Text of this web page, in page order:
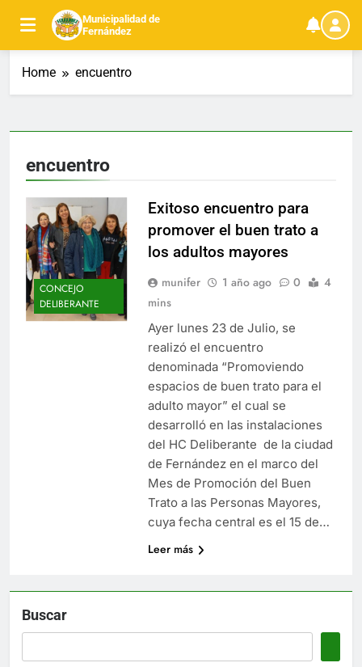
content
Municipalidad de
Fernández
Home encuentro
encuentro
CONCEJO
DELIBERANTE
Exitoso encuentro para
promover el buen trato a
los adultos mayores
munifer 1 año ago 0
4
mins
Ayer lunes 23 de Julio, se
realizó el encuentro
denominada “Promoviendo
espacios de buen trato para el
adulto mayor” el cual se
desarrolló en las instalaciones
del HC Deliberante de la ciudad
de Fernández en el marco del
Mes de Promoción del Buen
Trato a las Personas Mayores,
cuya fecha central es el 15 de…
Leer más
Buscar